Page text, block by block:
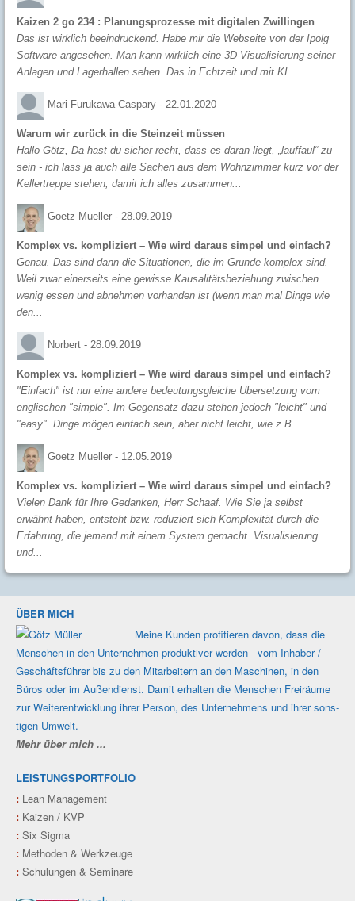
Kaizen 2 go 234 : Planungsprozesse mit digitalen Zwillingen
Das ist wirklich beeindruckend. Habe mir die Webseite von der Ipolg
Software angesehen. Man kann wirklich eine 3D-Visualisierung seiner
Anlagen und Lagerhallen sehen. Das in Echtzeit und mit KI...
Mari Furukawa-Caspary - 22.01.2020
Warum wir zurück in die Steinzeit müssen
Hallo Götz, Da hast du sicher recht, dass es daran liegt, „lauffaul“ zu
sein - ich lass ja auch alle Sachen aus dem Wohnzimmer kurz vor der
Kellertreppe stehen, damit ich alles zusammen...
Goetz Mueller - 28.09.2019
Komplex vs. kompliziert – Wie wird daraus simpel und einfach?
Genau. Das sind dann die Situationen, die im Grunde komplex sind.
Weil zwar einerseits eine gewisse Kausalitätsbeziehung zwischen
wenig essen und abnehmen vorhanden ist (wenn man mal Dinge wie
den...
Norbert - 28.09.2019
Komplex vs. kompliziert – Wie wird daraus simpel und einfach?
"Einfach" ist nur eine andere bedeutungsgleiche Übersetzung vom
englischen "simple". Im Gegensatz dazu stehen jedoch "leicht" und
"easy". Dinge mögen einfach sein, aber nicht leicht, wie z.B....
Goetz Mueller - 12.05.2019
Komplex vs. kompliziert – Wie wird daraus simpel und einfach?
Vielen Dank für Ihre Gedanken, Herr Schaaf. Wie Sie ja selbst
erwähnt haben, entsteht bzw. reduziert sich Komplexität durch die
Erfahrung, die jemand mit einem System gemacht. Visualisierung
und...
ÜBER MICH
Meine Kunden profi­tieren davon, dass die
Men­schen in den Unter­nehmen produk­tiver werden - vom Inhaber /
Geschäfts­führer bis zu den Mit­ar­beitern an den Maschi­nen, in den
Büros oder im Außen­dienst. Damit erhalten die Men­schen Frei­räume
zur Weiter­ent­wicklung ihrer Person, des Unter­nehmens und ihrer sons­
tigen Umwelt.
Mehr über mich ...
LEISTUNGSPORTFOLIO
: Lean Management
: Kaizen / KVP
: Six Sigma
: Methoden & Werkzeuge
: Schulungen & Seminare